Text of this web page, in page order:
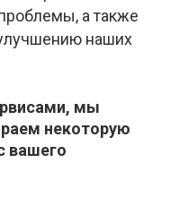
а также
наших
мы
некоторую
вашего